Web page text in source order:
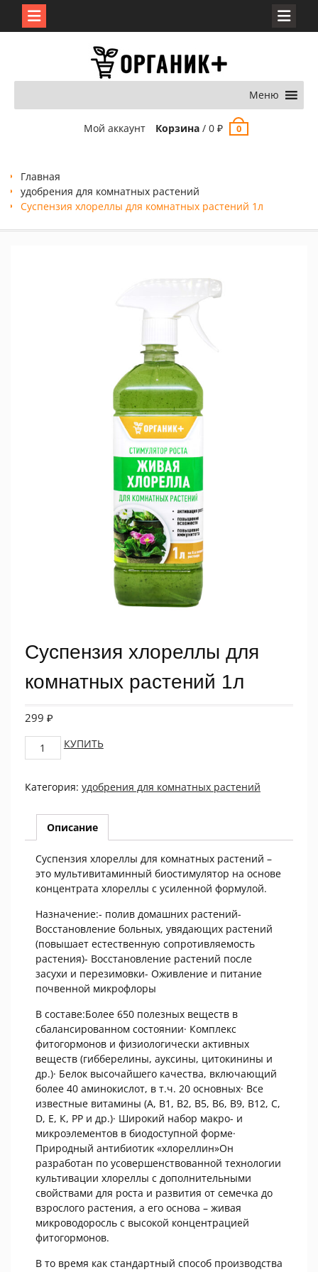
Меню
Мой аккаунт Корзина/ 0 ₽ 0
Главная
удобрения для комнатных растений
Суспензия хлореллы для комнатных растений 1л
Суспензия хлореллы для
комнатных растений 1л
299 ₽
Суспензия
хлореллы
комнатных
quantity
КУПИТЬ
Категория: удобрения для комнатных растений
Описание
Суспензия хлореллы для комнатных растений –
это мультивитаминный биостимулятор на основе
концентрата хлореллы с усиленной формулой.
Назначение:- полив домашних растений-
Восстановление больных, увядающих растений
(повышает естественную сопротивляемость
растения)- Восстановление растений после
засухи и перезимовки- Оживление и питание
почвенной микрофлоры
В составе:Более 650 полезных веществ в
сбалансированном состоянии· Комплекс
фитогормонов и физиологически активных
веществ (гибберелины, ауксины, цитокинины и
др.)· Белок высочайшего качества, включающий
более 40 аминокислот, в т.ч. 20 основных· Все
известные витамины (А, В1, В2, В5, В6, В9, В12, С,
D, Е, К, РР и др.)· Широкий набор макро- и
микроэлементов в биодоступной форме·
Природный антибиотик «хлореллин»Он
разработан по усовершенствованной технологии
культивации хлореллы с дополнительными
свойствами для роста и развития от семечка до
взрослого растения, а его основа – живая
микроводоросль с высокой концентрацией
фитогормонов.
В то время как стандартный способ производства